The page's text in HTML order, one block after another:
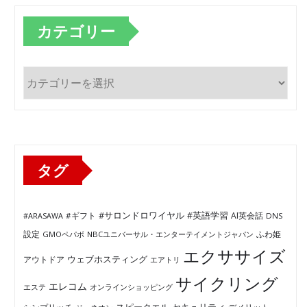
カテゴリー
テ
タグ
#ARASAWA #ギフト #サロンドロワイヤル #英語学習 AI英会話 DNS
設定 GMOペパボ NBCユニバーサル・エンターテイメントジャパン ふわ姫
アウトドア ウェブホスティング エアトリ エクササイズ
エステ エレコム オンラインショッピング サイクリング